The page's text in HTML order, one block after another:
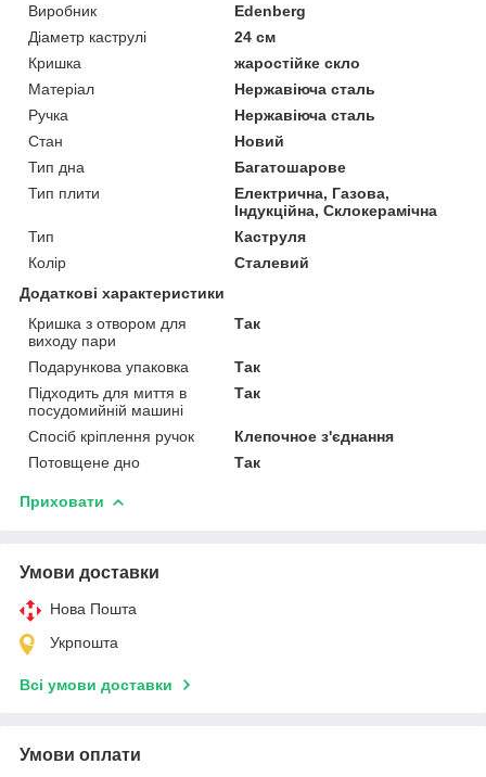
Виробник
Edenberg
Діаметр каструлі
24 см
Кришка
жаростійке скло
Матеріал
Нержавіюча сталь
Ручка
Нержавіюча сталь
Стан
Новий
Тип дна
Багатошарове
Тип плити
Електрична, Газова,
Індукційна, Склокерамічна
Тип
Каструля
Колір
Сталевий
Додаткові характеристики
Кришка з отвором для
виходу пари
Так
Подарункова упаковка
Так
Підходить для миття в
посудомийній машині
Так
Спосіб кріплення ручок
Клепочное з'єднання
Потовщене дно
Так
Приховати
Умови доставки
Нова Пошта
Укрпошта
Всі умови доставки
Умови оплати